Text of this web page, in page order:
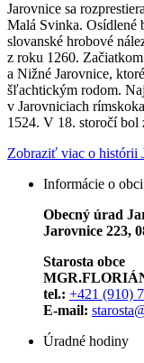
Jarovnice sa
Malá Svinka. Osídlené
slovanské hrobové
z roku 1260.
a Nižné Jarovnice,
šľachtickým rodom.
v Jarovniciach
1524. V 18. storočí bol
Zobraziť viac o histórii
Informácie o obci
Obecný úrad
Jarovnice 223,
Starosta obce
tel.: +421 (910)
E-mail:
Úradné hodiny